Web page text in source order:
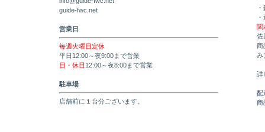
guide-fwc.net
営業日
毎週火曜日定休
平日12:00～夜9:00まで営業
日・休日 12:00～夜8:00まで営業
駐車場
店舗前に１台分ございます。
関
佐
商
み
詳
配
商